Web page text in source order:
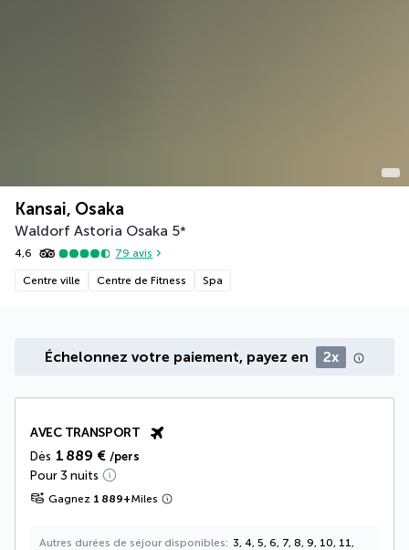
Kansai, Osaka
Waldorf Astoria Osaka 5*
4,6 79 avis
Centre ville Centre de Fitness Spa
Échelonnez votre paiement, payez en 2x
AVEC TRANSPORT
Dès 1 889 € /pers
Pour 3 nuits
Gagnez 1 889+Miles
Autres durées de séjour disponibles
3, 4, 5, 6, 7, 8, 9, 10, 11,